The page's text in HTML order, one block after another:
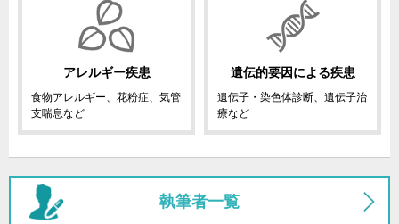
アレルギー疾患
食物アレルギー、花粉症、気管
支喘息など
遺伝的要因による疾患
遺伝子・染色体診断、遺伝子治
療など
執筆者一覧